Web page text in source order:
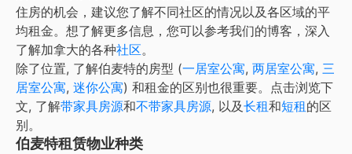
住房的机会，建议您了解不同社区的情况以及各区域的平
均租金。 想了解更多信息，您可以参考我们的博客，深入
了解加拿大的各种社区。
除了位置, 了解伯麦特的房型 (一居室公寓, 两居室公寓, 三
居室公寓, 迷你公寓) 和租金的区别也很重要。点击浏览下
文, 了解带家具房源和不带家具房源, 以及长租和短租的区
别。
伯麦特租赁物业种类